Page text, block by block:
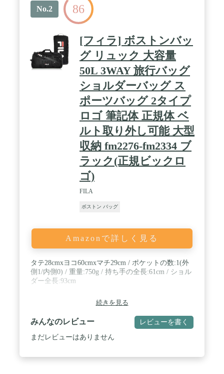
者であるW.C.コールマンがガソリンランタンの製造
販売を開始。アメリカ国内でのアウトドアライフス
タイルの定着とともにコールマンブランドは世界中
に広がり、現在ではアウトドアリーディングブラン
ドとして多くの人々に愛されています。
No.2 86
[フィラ] ボストンバッ
グ リュック 大容量
50L 3WAY 旅行バッグ
ショルダーバッグ ス
ポーツバッグ 2タイプ
ロゴ 筆記体 正規体 ベ
ルト取り外し可能 大型
収納 fm2276-fm2334 ブ
ラック(正規ビックロ
ゴ)
FILA
ボストン バッグ
Amazonで詳しく見る
タテ28cmxヨコ60cmxマチ29cm / ポケットの数:1(外
側1/内側0) / 重量:750g / 持ち手の全長:61cm / ショル
ダー全長:93cm
続きを見る
みんなのレビュー レビューを書く
まだレビューはありません